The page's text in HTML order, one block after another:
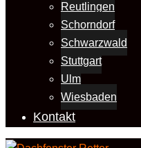
Reutlingen
Schorndorf
Schwarzwald
Stuttgart
Ulm
Wiesbaden
Kontakt